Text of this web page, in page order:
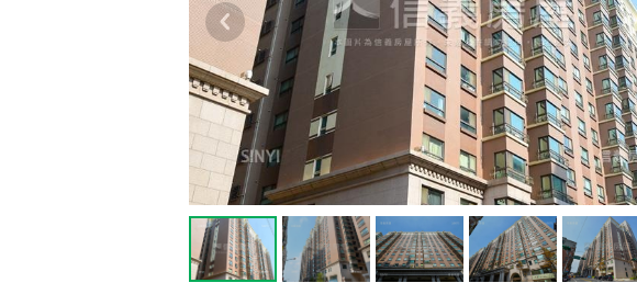
2025年8月區業績TOP2 2025年7月區業績TOP2 2025年12月區成件TOP1